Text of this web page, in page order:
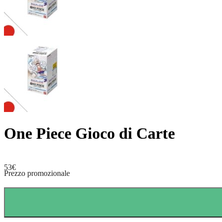
One Piece Gioco di Carte
53€
Prezzo promozionale